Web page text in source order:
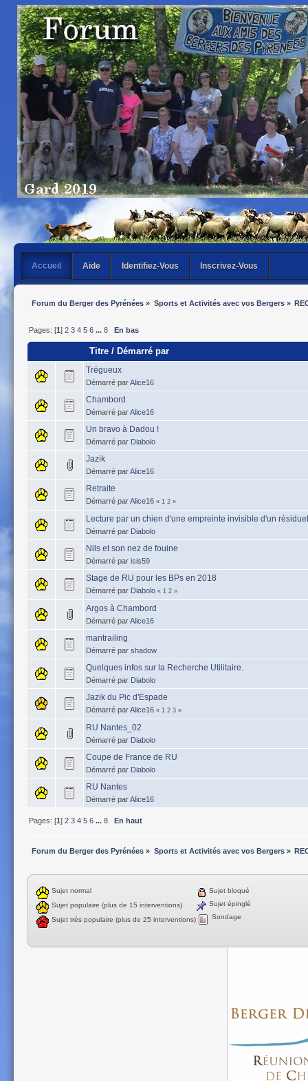
Accueil Aide Identifiez-Vous Inscrivez-Vous
Forum du Berger des Pyrénées » Sports et Activités avec vos Bergers»
Pages: [1]2 3 4 5 6 ...8 En bas
Titre / Démarré par
Trégueux
Démarré parAlice16
Chambord
Démarré parAlice16
Un bravo à Dadou !
Démarré par Diabolo
Jazik
Démarré parAlice16
Retraite
Démarré parAlice16 « 1 2 »
Lecture par un chien d'une empreinte invisible d'un
Démarré par Diabolo
Nils et son nez de fouine
Démarré par isis59
Stage de RU pour les BPs en 2018
Démarré par Diabolo « 1 2 »
Argos à Chambord
Démarré parAlice16
mantrailing
Démarré par shadow
Quelques infos sur la Recherche Utilitaire.
Démarré par Diabolo
Jazik du Pic d'Espade
Démarré parAlice16 « 1 2 3 »
RU Nantes_02
Démarré par Diabolo
Coupe de France de RU
Démarré par Diabolo
RU Nantes
Démarré parAlice16
Pages: [1]2 3 4 5 6 ...8 En haut
Forum du Berger des Pyrénées » Sports et Activités avec vos Bergers»
Sujet normal
Sujet populaire (plus de 15 interventions)
Sujet très populaire (plus de 25 interventions)
Sujet bloqué
Sujet épinglé
Sondage